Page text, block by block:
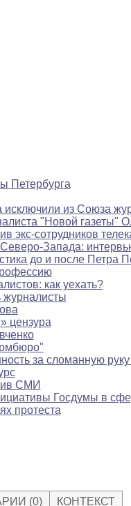
Петербурга
из Союза
"Новой газеты"
экс-сотрудников
Запада:
до и после Петра
как уехать?
журналисты
цензура
за сломанную
СМИ
Госдумы в
протеста
(0) КОНТЕКСТ